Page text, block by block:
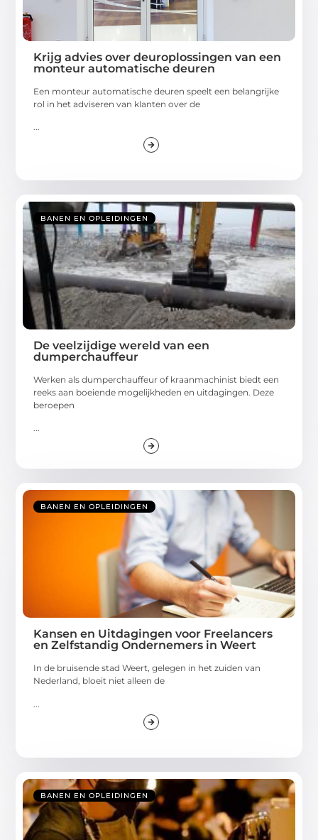
Krijg advies over deuroplossingen van een
monteur automatische deuren
Een monteur automatische deuren speelt een belangrijke
rol in het adviseren van klanten over de
...
BANEN EN OPLEIDINGEN
De veelzijdige wereld van een
dumperchauffeur
Werken als dumperchauffeur of kraanmachinist biedt een
reeks aan boeiende mogelijkheden en uitdagingen. Deze
beroepen
...
BANEN EN OPLEIDINGEN
Kansen en Uitdagingen voor Freelancers
en Zelfstandig Ondernemers in Weert
In de bruisende stad Weert, gelegen in het zuiden van
Nederland, bloeit niet alleen de
BANEN EN OPLEIDINGEN